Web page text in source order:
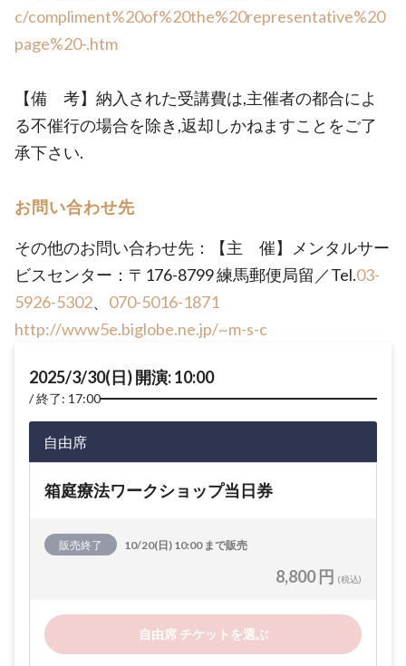
c/compliment%20of%20the%20representative%20
page%20-.htm
【備 考】納入された受講費は,主催者の都合によ
る不催行の場合を除き,返却しかねますことをご了
承下さい.
お問い合わせ先
その他のお問い合わせ先：【主 催】メンタルサー
ビスセンター：〒176-8799 練馬郵便局留／Tel.03-
5926-5302、 070-5016-1871
http://www5e.biglobe.ne.jp/~m-s-c
2025/3/30(日) 開演: 10:00
終了: 17:00
自由席
箱庭療法ワークショップ当日券
販売終了 10/20(日) 10:00 まで販売
8,800 円 (税込)
自由席 チケットを選ぶ